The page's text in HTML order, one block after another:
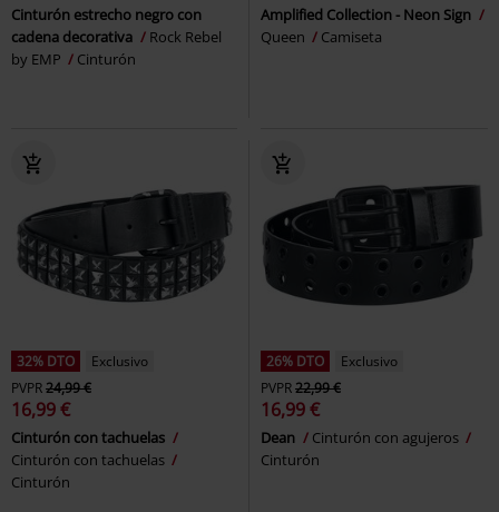
Cinturón estrecho negro con
cadena decorativa
Rock Rebel
by EMP
Cinturón
Amplified Collection - Neon Sign
Queen
Camiseta
32% DTO
Exclusivo
PVPR24,99 €
16,99 €
Cinturón con tachuelas
Cinturón con tachuelas
Cinturón
26% DTO
Exclusivo
PVPR22,99 €
16,99 €
Dean
Cinturón con agujeros
Cinturón